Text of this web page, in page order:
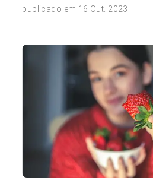
publicado em 16 Out. 2023